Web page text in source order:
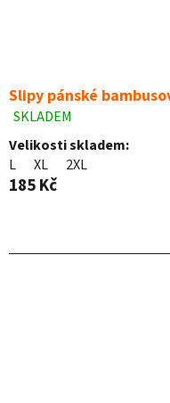
Slipy pánské
Průměrné
hodnocení
produktu
je
5,0
hvězdiček.
SKLADEM
Velikosti skladem:
L
XL 2XL
185 Kč